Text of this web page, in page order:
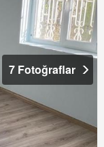
7 Fotoğraflar